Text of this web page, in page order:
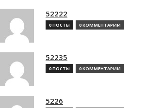
52222
0 ПОСТЫ 0 КОММЕНТАРИИ
52235
0 ПОСТЫ 0 КОММЕНТАРИИ
5226